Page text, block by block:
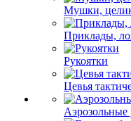
Мушки,
Приклады,
Рукоятки
Цевья
Аэрозольные